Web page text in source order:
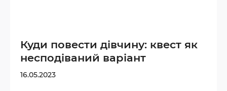
Куди повести дівчину: квест як
несподіваний варіант
16.05.2023